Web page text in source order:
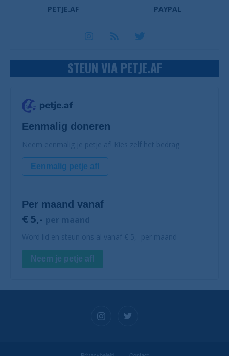
PETJE.AF PAYPAL
STEUN VIA PETJE.AF
Eenmalig doneren
Neem eenmalig je petje af! Kies zelf het bedrag.
Eenmalig petje af!
Per maand vanaf
€ 5,- per maand
Word lid en steun ons al vanaf € 5,- per maand
Neem je petje af!